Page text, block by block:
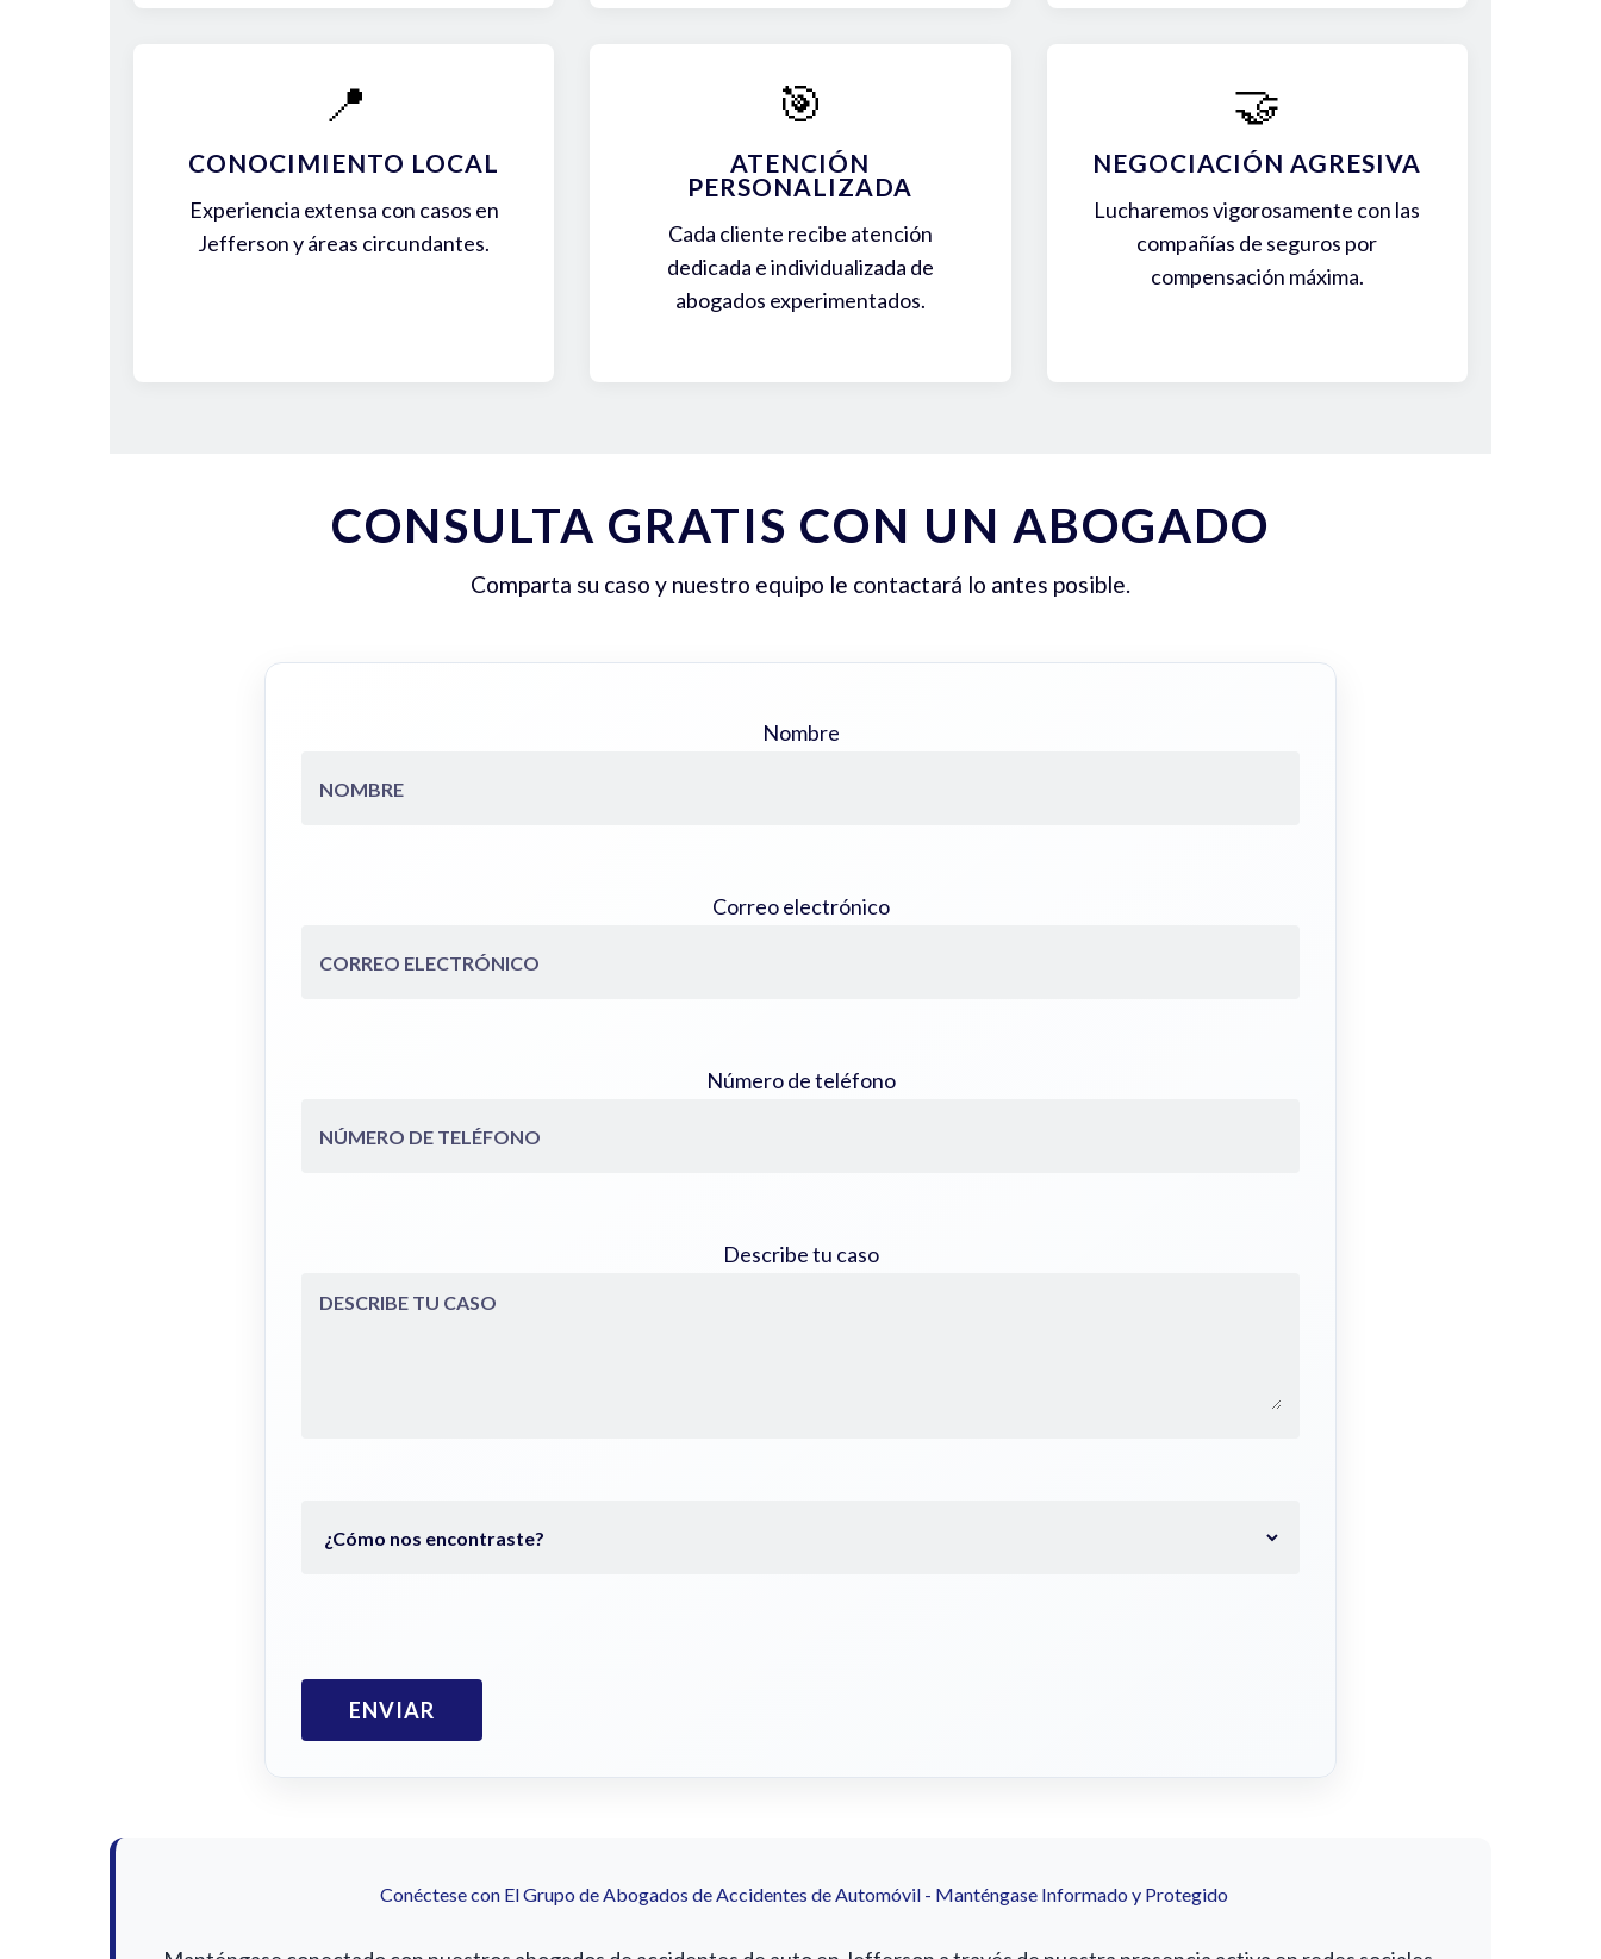
📍
CONOCIMIENTO LOCAL
Experiencia extensa con casos en
Jefferson y áreas circundantes.
🎯
ATENCIÓN
PERSONALIZADA
Cada cliente recibe atención
dedicada e individualizada de
abogados experimentados.
🤝
NEGOCIACIÓN AGRESIVA
Lucharemos vigorosamente con las
compañías de seguros por
compensación máxima.
CONSULTA GRATIS CON UN ABOGADO
Comparta su caso y nuestro equipo le contactará lo antes posible.
Nombre
Correo electrónico
Número de teléfono
Describe tu caso
Conéctese con El Grupo de Abogados de Accidentes de Automóvil - Manténgase Informado y Protegido